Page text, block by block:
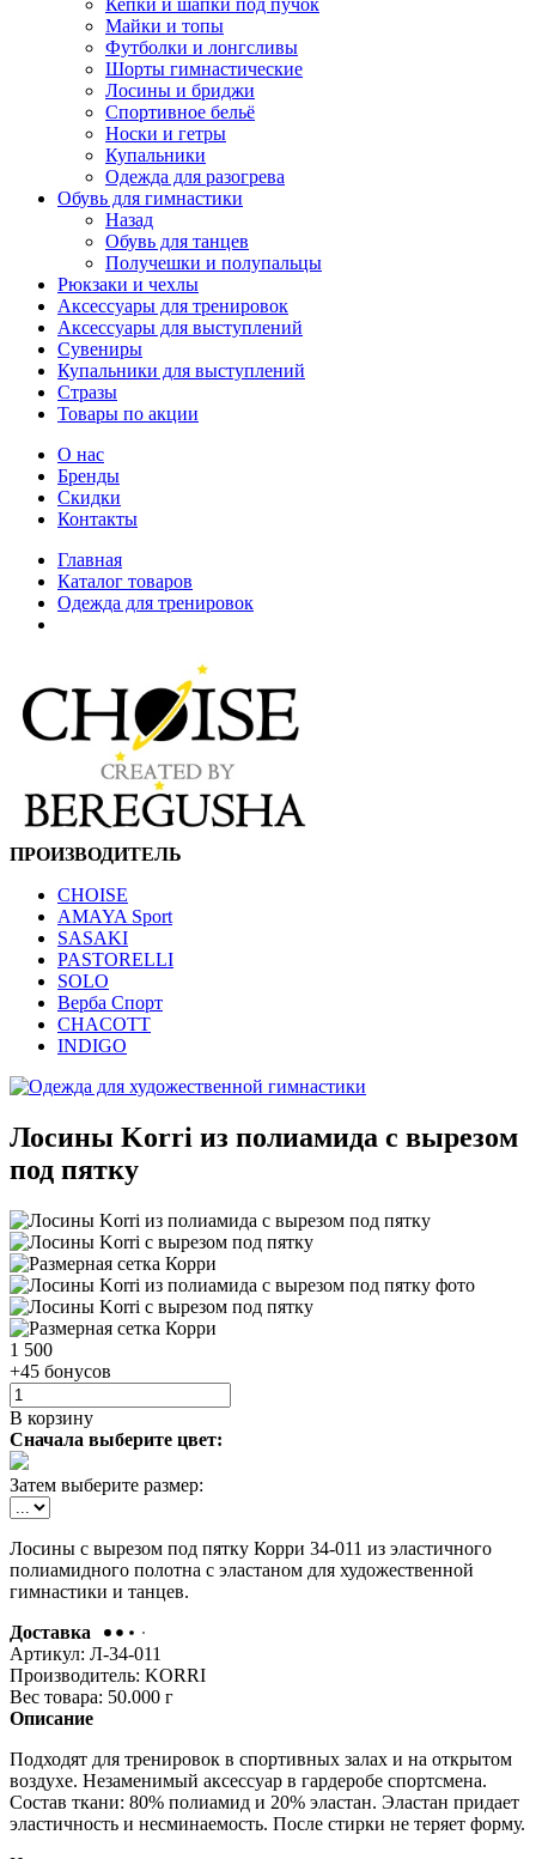
Кепки и шапки под пучок
Майки и топы
Футболки и лонгсливы
Шорты гимнастические
Лосины и бриджи
Спортивное бельё
Носки и гетры
Купальники
Одежда для разогрева
Обувь для гимнастики
Назад
Обувь для танцев
Получешки и полупальцы
Рюкзаки и чехлы
Аксессуары для тренировок
Аксессуары для выступлений
Сувениры
Купальники для выступлений
Стразы
Товары по акции
О нас
Бренды
Скидки
Контакты
Главная
Каталог товаров
Одежда для тренировок
ПРОИЗВОДИТЕЛЬ
CHOISE
AMAYA Sport
SASAKI
PASTORELLI
SOLO
Верба Спорт
CHACOTT
INDIGO
Лосины Korri из полиамида с вырезом
под пятку
1 500
+45 бонусов
В корзину
Сначала выберите цвет:
Затем выберите размер:
Лосины с вырезом под пятку Корри 34-011 из эластичного
полиамидного полотна с эластаном для художественной
гимнастики и танцев.
Доставка
Артикул: Л-34-011
Производитель: KORRI
Вес товара: 50.000 г
Описание
Подходят для тренировок в спортивных залах и на открытом
воздухе. Незаменимый аксессуар в гардеробе спортсмена.
Состав ткани: 80% полиамид и 20% эластан. Эластан придает
эластичность и несминаемость. После стирки не теряет форму.